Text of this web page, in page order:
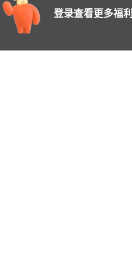
登录查看更多福